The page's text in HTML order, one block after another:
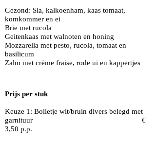
Gezond: Sla, kalkoenham, kaas tomaat,
komkommer en ei
Brie met rucola
Geitenkaas met walnoten en honing
Mozzarella met pesto, rucola, tomaat en
basilicum
Zalm met crème fraise, rode ui en kappertjes
Prijs per stuk
Keuze 1: Bolletje wit/bruin divers belegd met
garnituur €
3,50 p.p.